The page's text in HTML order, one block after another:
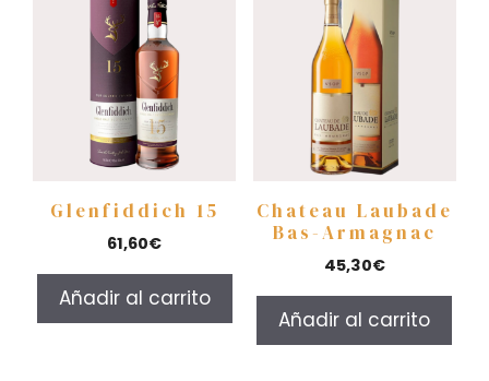
Glenfiddich 15
61,60€
Añadir al carrito
Chateau Laubade
Bas-Armagnac
45,30€
Añadir al carrito